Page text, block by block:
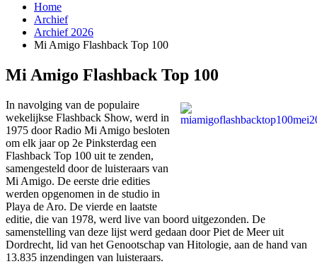
Home
Archief
Archief 2026
Mi Amigo Flashback Top 100
Mi Amigo Flashback Top 100
In navolging van de populaire
wekelijkse Flashback Show, werd in
1975 door Radio Mi Amigo besloten
om elk jaar op 2e Pinksterdag een
Flashback Top 100 uit te zenden,
samengesteld door de luisteraars van
Mi Amigo. De eerste drie edities
werden opgenomen in de studio in
Playa de Aro. De vierde en laatste
editie, die van 1978, werd live van boord uitgezonden. De
samenstelling van deze lijst werd gedaan door Piet de Meer uit
Dordrecht, lid van het Genootschap van Hitologie, aan de hand van
13.835 inzendingen van luisteraars.